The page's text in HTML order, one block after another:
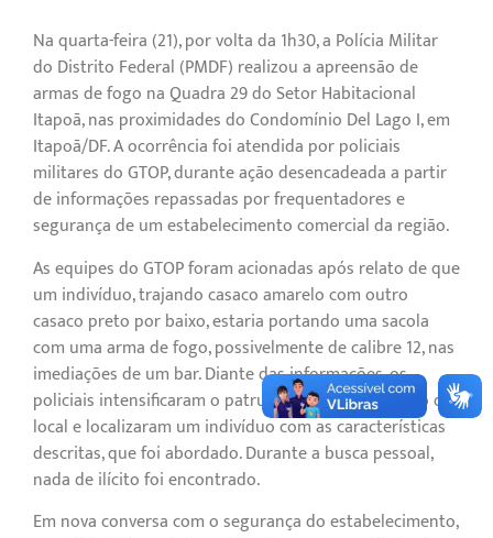
Na quarta-feira (21), por volta da 1h30, a Polícia Militar
do Distrito Federal (PMDF) realizou a apreensão de
armas de fogo na Quadra 29 do Setor Habitacional
Itapoã, nas proximidades do Condomínio Del Lago I, em
Itapoã/DF. A ocorrência foi atendida por policiais
militares do GTOP, durante ação desencadeada a partir
de informações repassadas por frequentadores e
segurança de um estabelecimento comercial da região.
As equipes do GTOP foram acionadas após relato de que
um indivíduo, trajando casaco amarelo com outro
casaco preto por baixo, estaria portando uma sacola
com uma arma de fogo, possivelmente de calibre 12, nas
imediações de um bar. Diante das informações, os
policiais intensificaram o patrulhamento no entorno do
local e localizaram um indivíduo com as características
descritas, que foi abordado. Durante a busca pessoal,
nada de ilícito foi encontrado.
Em nova conversa com o segurança do estabelecimento,